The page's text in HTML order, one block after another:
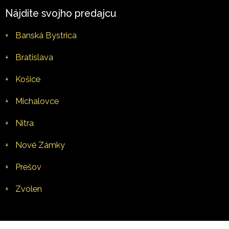
Nájdite svojho predajcu
+ Banská Bystrica
+ Bratislava
+ Košice
+ Michalovce
+ Nitra
+ Nové Zámky
+ Prešov
+ Zvolen